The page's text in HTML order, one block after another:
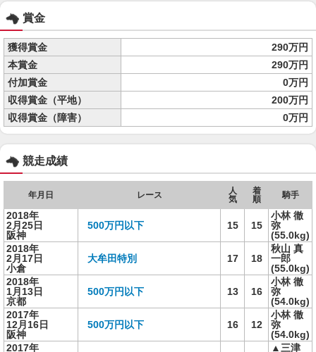
賞金
獲得賞金
290万円
本賞金
290万円
付加賞金
0万円
収得賞金（平地）
200万円
収得賞金（障害）
0万円
競走成績
年月日 レース
人
気
着
順
騎手
2018年
2月25日
阪神
500万円以下 15 15
小林 徹
弥
(55.0kg)
2018年
2月17日
小倉
大牟田特別 17 18
秋山 真
一郎
(55.0kg)
2018年
1月13日
京都
500万円以下 13 16
小林 徹
弥
(54.0kg)
2017年
12月16日
阪神
500万円以下 16 12
小林 徹
弥
(54.0kg)
2017年
▲三津